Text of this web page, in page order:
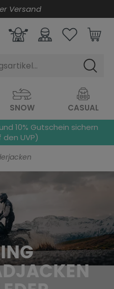
Versand
SNOW CASUAL
10% Gutschein sichern
UVP)